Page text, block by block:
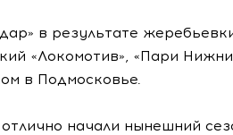
в результате
«Локомотив», «Пари
в Подмосковье.
отлично начали нынешний